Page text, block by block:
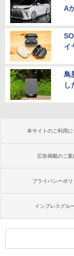
A
イ
鳥
し
本サイトのご利用に
広告掲載のご案
プライバシーポリ
インプレスグル